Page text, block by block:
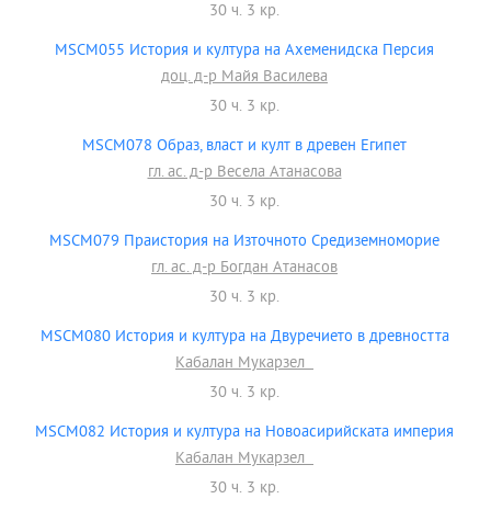
30 ч. 3 кр.
MSCM055 История и култура на Ахеменидска Персия
доц. д-р Майя Василева
30 ч. 3 кр.
MSCM078 Образ, власт и култ в древен Египет
гл. ас. д-р Весела Атанасова
30 ч. 3 кр.
MSCM079 Праистория на Източното Средиземноморие
гл. ас. д-р Богдан Атанасов
30 ч. 3 кр.
MSCM080 История и култура на Двуречието в древността
Кабалан Мукарзел
30 ч. 3 кр.
MSCM082 История и култура на Новоасирийската империя
Кабалан Мукарзел
30 ч. 3 кр.